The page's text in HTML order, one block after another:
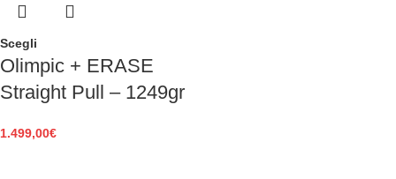
Scegli
Olimpic + ERASE
Straight Pull – 1249gr
1.499,00€